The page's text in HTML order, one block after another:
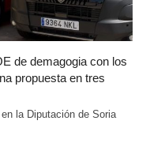
de demagogia con los
propuesta en tres
la Diputación de Soria